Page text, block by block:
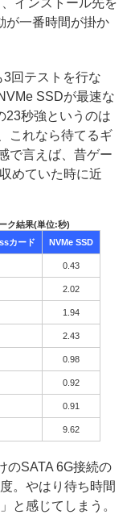
インストール先を
が一番時間が掛か
回テストを行な
SSDが最速な
23秒強というのは
これなら待てるギ
で言えば、昔ゲー
めていた時に近
ク結果(単位:秒)
カード NVMe SSD
0.43
2.02
1.94
2.43
0.98
0.92
0.91
9.62
SATA 6G接続の
。やはり待ち時間
と感じてしまう。